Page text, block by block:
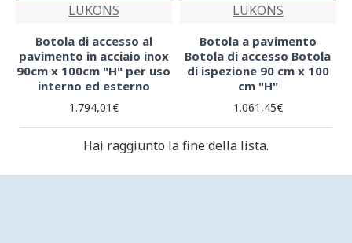
LUKONS
Botola di accesso al
pavimento in acciaio inox
90cm x 100cm "H" per uso
interno ed esterno
1.794,01€
LUKONS
Botola a pavimento
Botola di accesso Botola
di ispezione 90 cm x 100
cm "H"
1.061,45€
Hai raggiunto la fine della lista.